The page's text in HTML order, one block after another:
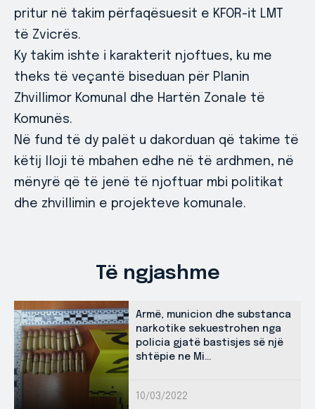
pritur në takim përfaqësuesit e KFOR-it LMT
të Zvicrës.
Ky takim ishte i karakterit njoftues, ku me
theks të veçantë biseduan për Planin
Zhvillimor Komunal dhe Hartën Zonale të
Komunës.
Në fund të dy palët u dakorduan që takime të
këtij lloji të mbahen edhe në të ardhmen, në
mënyrë që të jenë të njoftuar mbi politikat
dhe zhvillimin e projekteve komunale.
Të ngjashme
Armë, municion dhe substanca
narkotike sekuestrohen nga
policia gjatë bastisjes së një
shtëpie ne Mi...
10/03/2022